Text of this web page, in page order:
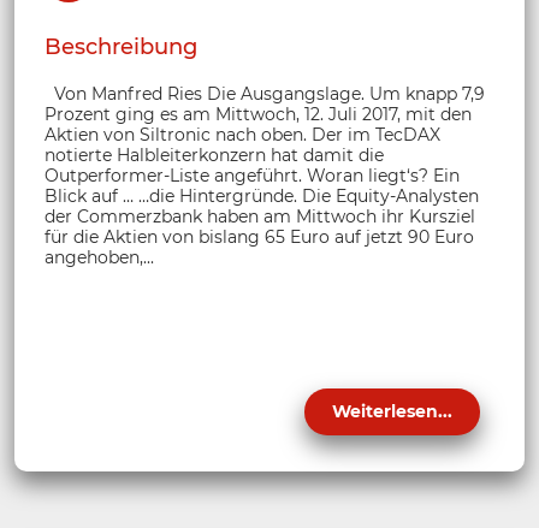
Beschreibung
Von Manfred Ries Die Ausgangslage. Um knapp 7,9
Prozent ging es am Mittwoch, 12. Juli 2017, mit den
Aktien von Siltronic nach oben. Der im TecDAX
notierte Halbleiterkonzern hat damit die
Outperformer-Liste angeführt. Woran liegt‘s? Ein
Blick auf … …die Hintergründe. Die Equity-Analysten
der Commerzbank haben am Mittwoch ihr Kursziel
für die Aktien von bislang 65 Euro auf jetzt 90 Euro
angehoben,...
Weiterlesen...